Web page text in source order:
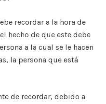
recordar a la hora de
hecho de que este debe
a la cual se le hacen
la persona que está
de recordar, debido a